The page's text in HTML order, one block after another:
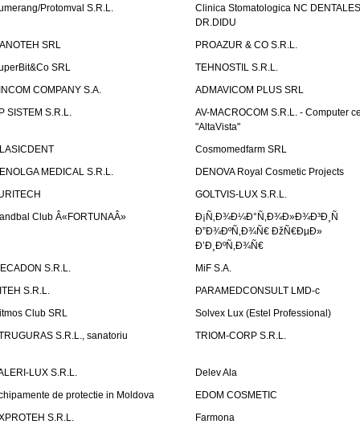
Protomval S.R.L.
Clinica Stomatologica NC DENTALES
DR.DIDU
SRL
PROAZUR & CO S.R.L.
SRL
TEHNOSTIL S.R.L.
COMPANY S.A.
ADMAVICOM PLUS SRL
SISTEM S.R.L.
AV-MACROCOM S.R.L. - Computer
"AltaVista"
Cosmomedfarm SRL
MEDICAL S.R.L.
DENOVA Royal Cosmetic Projects
GOLTVIS-LUX S.R.L.
Club Â«FORTUNAÂ»
Ð¡Ñ‚Ð¾Ð¼Ð°Ñ‚Ð¾Ð»Ð¾Ð³Ð¸Ñ
Ð”Ð¾ÐºÑ‚Ð¾Ñ€ ÐžÑ€ÐµÐ»
Ð’Ð¸ÐºÑ‚Ð¾Ñ€
S.R.L.
MiF S.A.
S.R.L.
PARAMEDCONSULT LMD-c
Club SRL
Solvex Lux (Estel Professional)
S.R.L., sanatoriu
TRIOM-CORP S.R.L.
LUX S.R.L.
Delev Ala
de protectie in Moldova
EDOM COSMETIC
S.R.L.
Farmona